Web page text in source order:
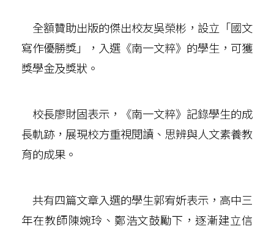
全額贊助出版的傑出校友吳榮彬，設立「國文
寫作優勝獎」，入選《南一文粹》的學生，可獲
獎學金及獎狀。
校長廖財固表示，《南一文粹》記錄學生的成
長軌跡，展現校方重視閱讀、思辨與人文素養教
育的成果。
共有四篇文章入選的學生郭宥妡表示，高中三
年在教師陳婉玲、鄭浩文鼓勵下，逐漸建立信